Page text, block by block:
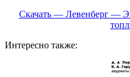
Скачать — Левенберг —
Интересно также: